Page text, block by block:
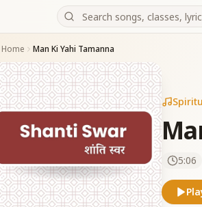
Home Man Ki Yahi Tamanna
5:06